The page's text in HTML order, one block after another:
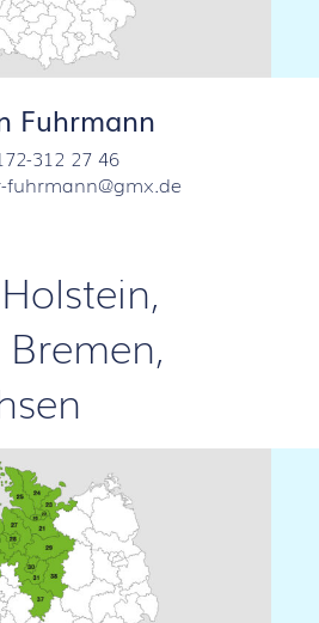
Fuhrmann
312 27 46
fuhrmann@gmx.de